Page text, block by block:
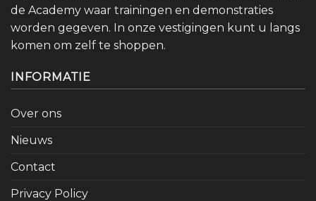
de Academy waar trainingen en demonstraties
worden gegeven. In onze vestigingen kunt u langs
komen om zelf te shoppen.
INFORMATIE
Over ons
Nieuws
Contact
Privacy Policy